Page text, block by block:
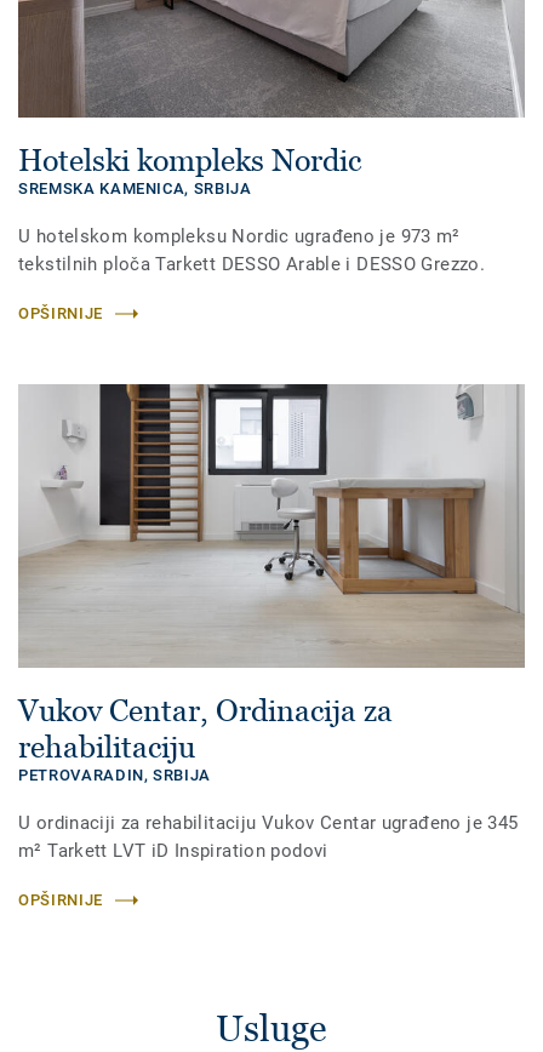
Hotelski kompleks Nordic
SREMSKA KAMENICA, SRBIJA
U hotelskom kompleksu Nordic ugrađeno je 973 m²
tekstilnih ploča Tarkett DESSO Arable i DESSO Grezzo.
OPŠIRNIJE
Vukov Centar, Ordinacija za
rehabilitaciju
PETROVARADIN,SRBIJA
U ordinaciji za rehabilitaciju Vukov Centar ugrađeno je 345
m² Tarkett LVT iD Inspiration podovi
OPŠIRNIJE
Usluge